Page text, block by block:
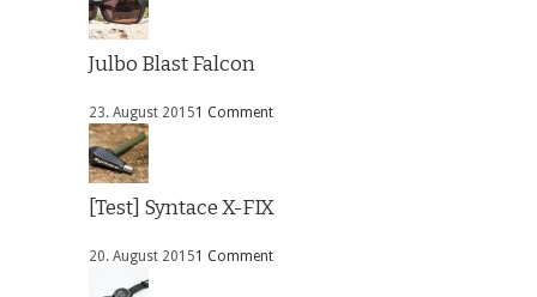
Julbo Blast Falcon
23. August 20151 Comment
[Test] Syntace X-FIX
20. August 20151 Comment